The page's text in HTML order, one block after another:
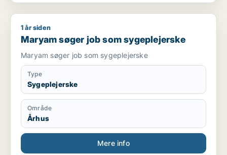
Maryam søger job som sygeplejerske
1 år siden
Maryam søger job som sygeplejerske
Maryam søger job som sygeplejerske
Type
Sygeplejerske
Område
Århus
Mere info